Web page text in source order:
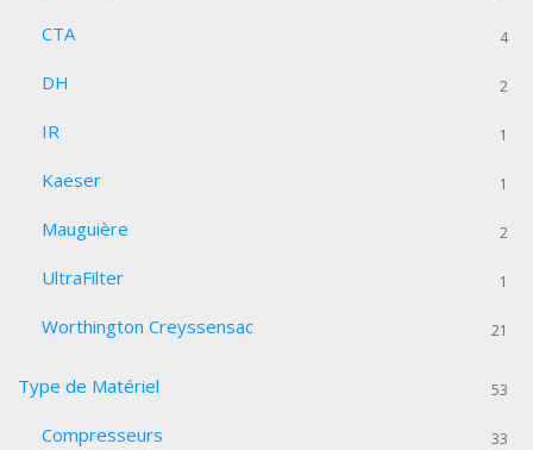
CTA 4
DH 2
IR 1
Kaeser 1
Mauguière 2
UltraFilter 1
Worthington Creyssensac 21
Type de Matériel 53
Compresseurs 33